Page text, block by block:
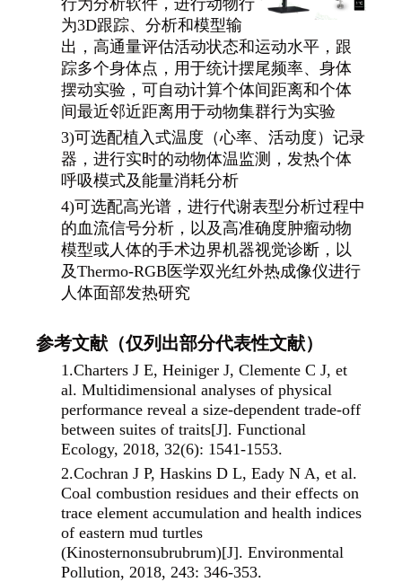
为3D跟踪、分析和模型输
出，高通量评估活动状态和运动水平，跟
踪多个身体点，用于统计摆尾频率、身体
摆动实验，可自动计算个体间距离和个体
间最近邻近距离用于动物集群行为实验
3)可选配植入式温度（心率、活动度）记录
器，进行实时的动物体温监测，发热个体
呼吸模式及能量消耗分析
4)可选配高光谱，进行代谢表型分析过程中
的血流信号分析，以及高准确度肿瘤动物
模型或人体的手术边界机器视觉诊断，以
及Thermo-RGB医学双光红外热成像仪进行
人体面部发热研究
参考文献（仅列出部分代表性文献）
1.Charters J E, Heiniger J, Clemente C J, et
al. Multidimensional analyses of physical
performance reveal a size‐dependent trade‐off
between suites of traits[J]. Functional
Ecology, 2018, 32(6): 1541-1553.
2.Cochran J P, Haskins D L, Eady N A, et al.
Coal combustion residues and their effects on
trace element accumulation and health indices
of eastern mud turtles
(Kinosternonsubrubrum)[J]. Environmental
Pollution, 2018, 243: 346-353.